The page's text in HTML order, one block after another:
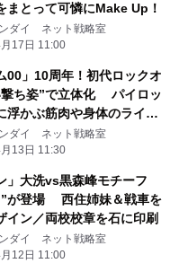
まとって可憐にMake Up！
ダイ ネット戦略室
17日 11:00
00」10周年！初代ロックオ
撃ち姿”で立体化 パイロッ
浮かぶ筋肉や身体のライン
ダイ ネット戦略室
13日 11:30
」大洗vs黒森峰モチーフ
”が登場 西住姉妹＆戦車を
イン／両校校章を石に印刷
ダイ ネット戦略室
12日 11:00